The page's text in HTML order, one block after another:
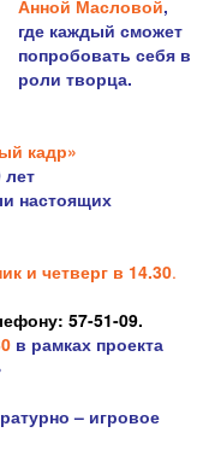
Анной Масловой,
где каждый сможет
попробовать себя в
роли творца.
кадр»
лет
настоящих
и четверг в 14.30.
57-51-09.
0 в рамках проекта
– игровое